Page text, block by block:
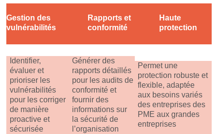
Gestion des
vulnérabilités
Rapports et
conformité
Haute
protection
Identifier,
évaluer et
prioriser les
vulnérabilités
pour les corriger
de manière
proactive et
sécurisée
Générer des
rapports détaillés
pour les audits de
conformité et
fournir des
informations sur
la sécurité de
l’organisation
Permet une
protection robuste et
flexible, adaptée
aux besoins variés
des entreprises des
PME aux grandes
entreprises